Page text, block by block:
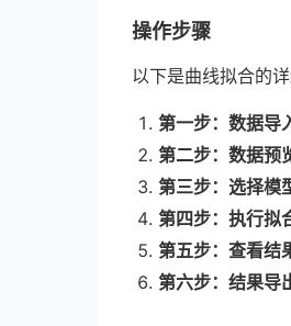
操作步骤
以下是曲线拟合的详
第一步：数据导
第二步：数据预
第三步：选择模
第四步：执行拟
第五步：查看结
第六步：结果导